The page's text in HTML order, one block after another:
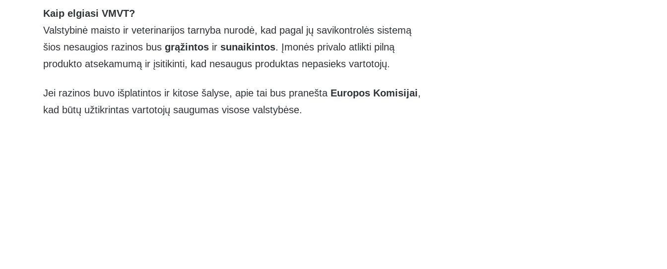
Kaip elgiasi VMVT?
Valstybinė maisto ir veterinarijos tarnyba nurodė, kad pagal jų savikontrolės sistemą
šios nesaugios razinos bus grąžintos ir sunaikintos. Įmonės privalo atlikti pilną
produkto atsekamumą ir įsitikinti, kad nesaugus produktas nepasieks vartotojų.
Jei razinos buvo išplatintos ir kitose šalyse, apie tai bus pranešta Europos Komisijai,
kad būtų užtikrintas vartotojų saugumas visose valstybėse.